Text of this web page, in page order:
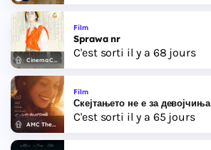
Cinema City
Film
Sprawa nr
C'est sorti il y a 68 jours
AMC Theatres
Film
Скејтањето не е за девојчиња
C'est sorti il y a 65 jours